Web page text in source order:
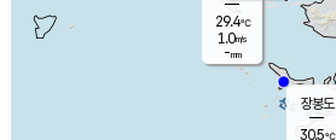
29.4℃
1.0m/s
-mm
장봉도
30.5℃